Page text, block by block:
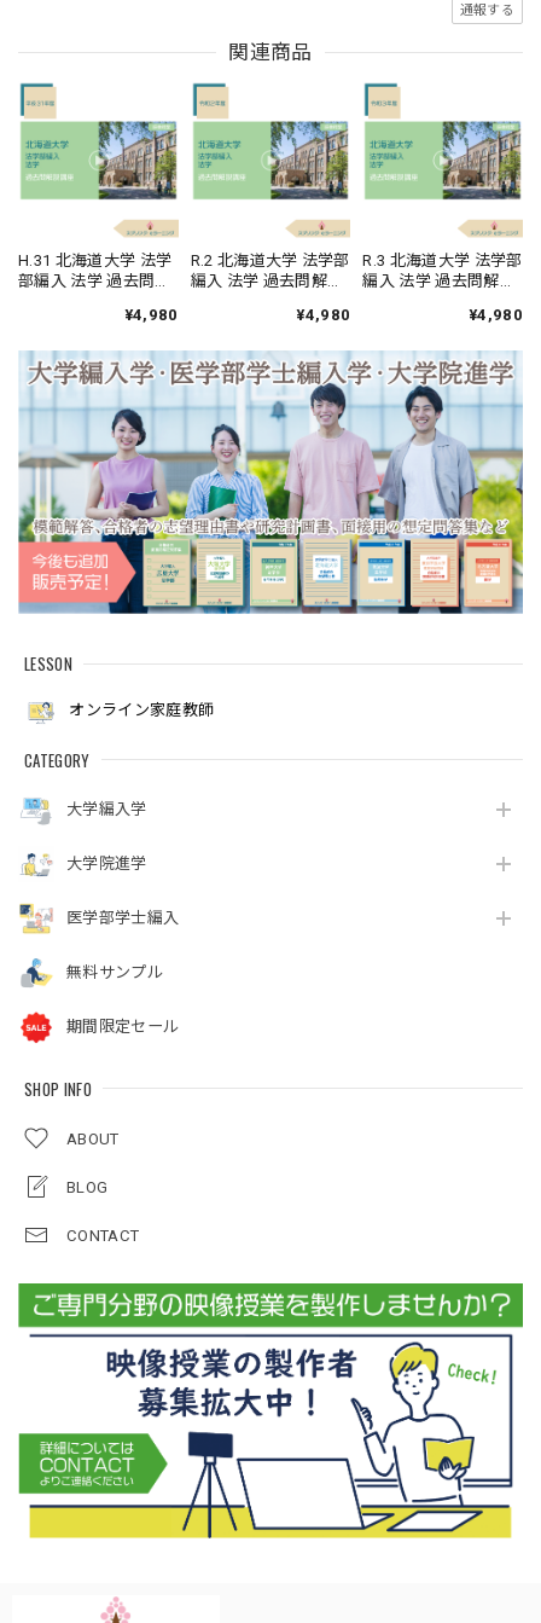
LESSON
オンライン家庭教師
CATEGORY
大学編入学
大学院進学
医学部学士編入
無料サンプル
期間限定セール
SHOP INFO
ABOUT
BLOG
CONTACT
通報する
関連商品
H.31 北海道大学 法学
部編入 法学 過去問解
¥4,980
R.2 北海道大学 法学部
編入 法学 過去問解説
¥4,980
R.3 北海道大学 法学部
編入 法学 過去問解説
¥4,980